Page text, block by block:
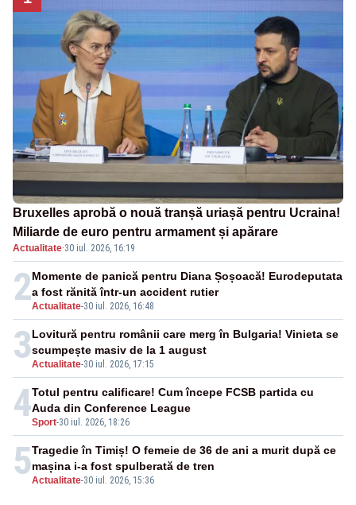
Bruxelles aprobă o nouă tranșă uriașă pentru Ucraina!
Miliarde de euro pentru armament și apărare
Actualitate·30 iul. 2026, 16:19
2Actualitate-30 iul. 2026, 16:48
Momente de panică pentru Diana Șoșoacă! Eurodeputata
a fost rănită într-un accident rutier
3Actualitate-30 iul. 2026, 17:15
Lovitură pentru românii care merg în Bulgaria! Vinieta se
scumpește masiv de la 1 august
4Sport-30 iul. 2026, 18:26
Totul pentru calificare! Cum începe FCSB partida cu
Auda din Conference League
5Actualitate-30 iul. 2026, 15:36
Tragedie în Timiș! O femeie de 36 de ani a murit după ce
mașina i-a fost spulberată de tren